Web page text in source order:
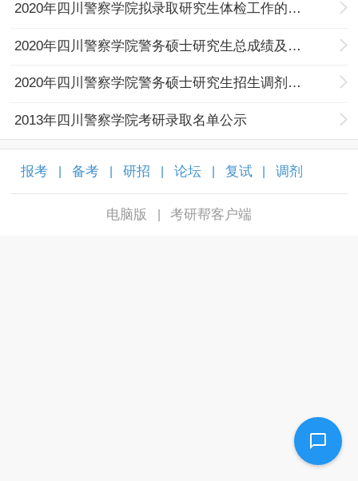
2020年四川警察学院拟录取研究生体检工作的通知
2020年四川警察学院警务硕士研究生总成绩及拟录取情况的更正通知
2020年四川警察学院警务硕士研究生招生调剂拟录取名单
2013年四川警察学院考研录取名单公示
报考 备考 研招 论坛 复试 调剂
电脑版 考研帮客户端